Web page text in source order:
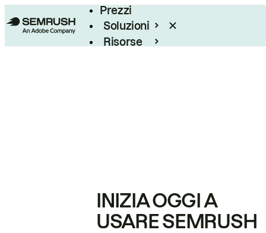
Prezzi
Soluzioni
Risorse
INIZIA OGGI A
USARE SEMRUSH